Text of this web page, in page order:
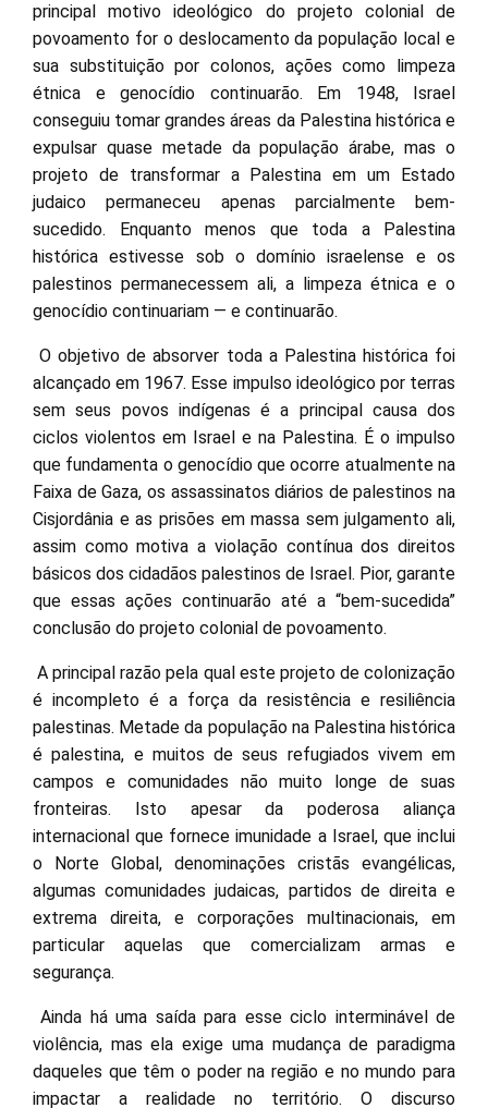
principal motivo ideológico do projeto colonial de
povoamento for o deslocamento da população local e
sua substituição por colonos, ações como limpeza
étnica e genocídio continuarão. Em 1948, Israel
conseguiu tomar grandes áreas da Palestina histórica e
expulsar quase metade da população árabe, mas o
projeto de transformar a Palestina em um Estado
judaico permaneceu apenas parcialmente bem-
sucedido. Enquanto menos que toda a Palestina
histórica estivesse sob o domínio israelense e os
palestinos permanecessem ali, a limpeza étnica e o
genocídio continuariam — e continuarão.
O objetivo de absorver toda a Palestina histórica foi
alcançado em 1967. Esse impulso ideológico por terras
sem seus povos indígenas é a principal causa dos
ciclos violentos em Israel e na Palestina. É o impulso
que fundamenta o genocídio que ocorre atualmente na
Faixa de Gaza, os assassinatos diários de palestinos na
Cisjordânia e as prisões em massa sem julgamento ali,
assim como motiva a violação contínua dos direitos
básicos dos cidadãos palestinos de Israel. Pior, garante
que essas ações continuarão até a “bem-sucedida”
conclusão do projeto colonial de povoamento.
A principal razão pela qual este projeto de colonização
é incompleto é a força da resistência e resiliência
palestinas. Metade da população na Palestina histórica
é palestina, e muitos de seus refugiados vivem em
campos e comunidades não muito longe de suas
fronteiras. Isto apesar da poderosa aliança
internacional que fornece imunidade a Israel, que inclui
o Norte Global, denominações cristãs evangélicas,
algumas comunidades judaicas, partidos de direita e
extrema direita, e corporações multinacionais, em
particular aquelas que comercializam armas e
segurança.
Ainda há uma saída para esse ciclo interminável de
violência, mas ela exige uma mudança de paradigma
daqueles que têm o poder na região e no mundo para
impactar a realidade no território. O discurso